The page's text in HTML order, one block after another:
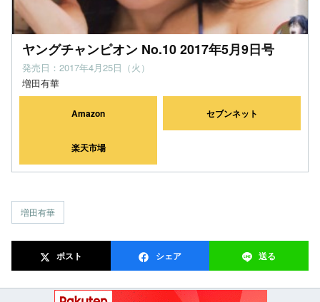
ヤングチャンピオン No.10 2017年5月9日号
発売日：2017年4月25日（火）
増田有華
Amazon セブンネット
楽天市場
増田有華
ポスト シェア 送る